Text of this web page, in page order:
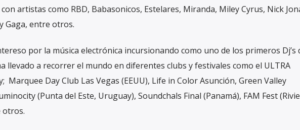
artistas como RBD, Babasonicos, Estelares, Miranda, Miley Cyrus, Nick
Gaga, entre otros.
por la música electrónica incursionando como uno de los primeros Dj’s
llevado a recorrer el mundo en diferentes clubs y festivales como el ULTRA
Marquee Day Club Las Vegas (EEUU), Life in Color Asunción, Green Valley
(Punta del Este, Uruguay), Soundchals Final (Panamá), FAM Fest
otros.